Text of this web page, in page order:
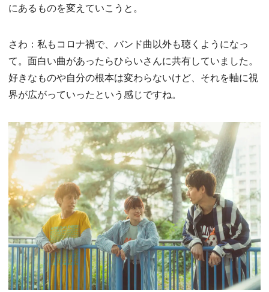
にあるものを変えていこうと。
さわ：私もコロナ禍で、バンド曲以外も聴くようになっ
て。面白い曲があったらひらいさんに共有していました。
好きなものや自分の根本は変わらないけど、それを軸に視
界が広がっていったという感じですね。